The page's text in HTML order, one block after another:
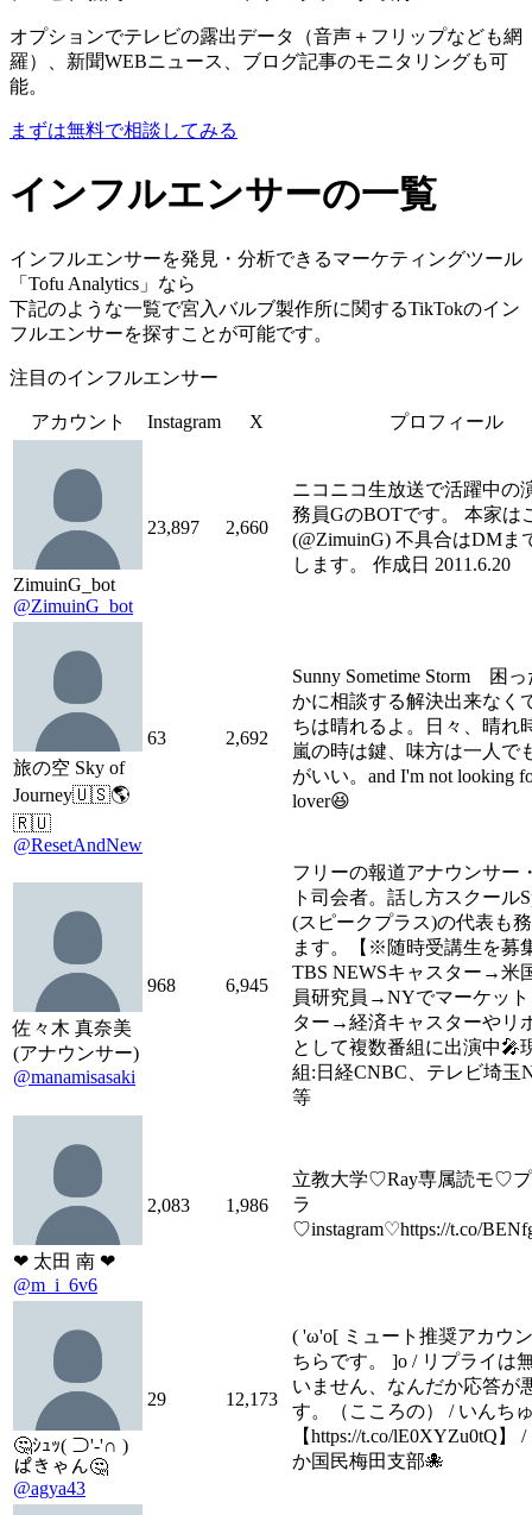
オプションでテレビの露出データ（音声＋フリップなども網
羅）、新聞WEBニュース、ブログ記事のモニタリングも可
能。
まずは無料で相談してみる
インフルエンサーの一覧
インフルエンサーを発見・分析できるマーケティングツール
「Tofu Analytics」なら
下記のような一覧で宮入バルブ製作所に関するTikTokのイン
フルエンサーを探すことが可能です。
注目のインフルエンサー
アカウント Instagram X プロフィール
ZimuinG_bot
@ZimuinG_bot
23,897 2,660
ニコニコ生放送で活躍中の
務員GのBOTです。 本家は
(@ZimuinG) 不具合はDMま
します。 作成日 2011.6.20
旅の空 Sky of
Journey🇺🇸🌎
🇷🇺
@ResetAndNew
63 2,692
Sunny Sometime Storm 困
かに相談する解決出来なく
ちは晴れるよ。日々、晴れ
嵐の時は鍵、味方は一人で
がいい。and I'm not looking
lover😆
佐々木 真奈美
(アナウンサー)
@manamisasaki
968 6,945
フリーの報道アナウンサー
ト司会者。話し方スクール
(スピークプラス)の代表も
ます。【※随時受講生を募
TBS NEWSキャスター→米
員研究員→NYでマーケッ
ター→経済キャスターやリ
として複数番組に出演中🎤
組:日経CNBC、テレビ埼玉
等
❤︎ 太田 南 ❤︎
@m_i_6v6
2,083 1,986
立教大学♡Ray専属読モ♡
ラ
♡instagram♡https://t.co/
🤔ｼｭｯ( ⊃'-'∩ )
ぱきゃん🤔
@agya43
29 12,173
( 'ω'o[ ミュート推奨アカウ
ちらです。 ]o / リプライは
いません、なんだか応答が
す。（こころの） / いんち
【https://t.co/lE0XYZu0tQ】
か国民梅田支部🐙